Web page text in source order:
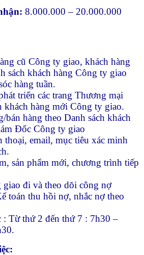
8.000.000 – 20.000.000
cũ Công ty giao, khách hàng
sách khách hàng Công ty giao
hàng tuần.
triển các trang Thương mại
khách hàng mới Công ty giao.
bán hàng theo Danh sách khách
Đốc Công ty giao
thoại, email, mục tiêu xác minh
sản phẩm mới, chương trình tiếp
giao đi và theo dõi công nợ
toán thu hồi nợ, nhắc nợ theo
Từ thứ 2 đến thứ 7 : 7h30 –